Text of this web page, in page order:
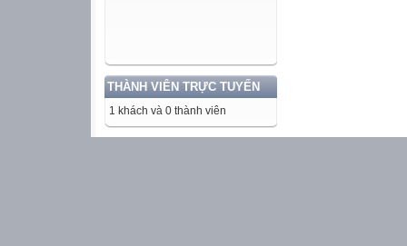
THÀNH VIÊN TRỰC TUYẾN
1 khách và 0 thành viên